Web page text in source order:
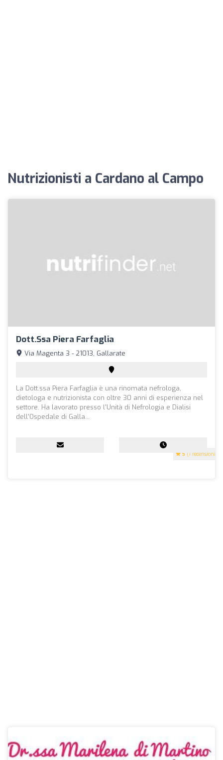
Nutrizionisti a Cardano al Campo
Dott.ssa Piera Farfaglia
5 (1 recensioni)
Via Magenta 3 - 21013, Gallarate
La Dott.ssa Piera Farfaglia è una rinomata nefrologa,
dietologa e nutrizionista con oltre 30 anni di esperienza nel
settore. Ha lavorato presso l'Unità di Nefrologia e Dialisi
dell'Ospedale di Galla...